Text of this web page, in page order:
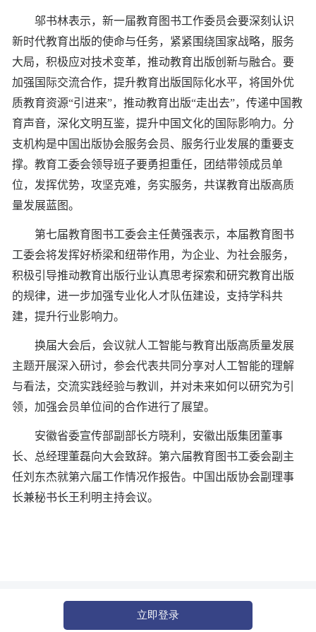
邬书林表示，新一届教育图书工作委员会要深刻认识
新时代教育出版的使命与任务，紧紧围绕国家战略，服务
大局，积极应对技术变革，推动教育出版创新与融合。要
加强国际交流合作，提升教育出版国际化水平，将国外优
质教育资源“引进来”，推动教育出版“走出去”，传递中国教
育声音，深化文明互鉴，提升中国文化的国际影响力。分
支机构是中国出版协会服务会员、服务行业发展的重要支
撑。教育工委会领导班子要勇担重任，团结带领成员单
位，发挥优势，攻坚克难，务实服务，共谋教育出版高质
量发展蓝图。
第七届教育图书工委会主任黄强表示，本届教育图书
工委会将发挥好桥梁和纽带作用，为企业、为社会服务，
积极引导推动教育出版行业认真思考探索和研究教育出版
的规律，进一步加强专业化人才队伍建设，支持学科共
建，提升行业影响力。
换届大会后，会议就人工智能与教育出版高质量发展
主题开展深入研讨，参会代表共同分享对人工智能的理解
与看法，交流实践经验与教训，并对未来如何以研究为引
领，加强会员单位间的合作进行了展望。
安徽省委宣传部副部长方晓利，安徽出版集团董事
长、总经理董磊向大会致辞。第六届教育图书工委会副主
任刘东杰就第六届工作情况作报告。中国出版协会副理事
长兼秘书长王利明主持会议。
立即登录